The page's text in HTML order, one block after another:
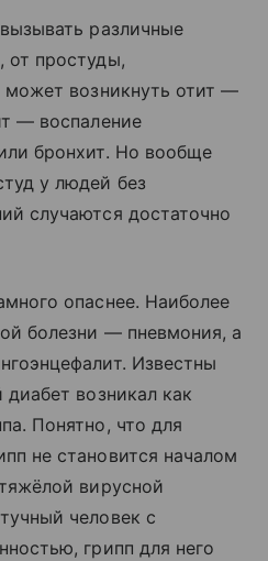
различные
от простуды,
может возникнуть отит —
— воспаление
бронхит. Но вообще
у людей без
случаются достаточно
опаснее. Наиболее
болезни — пневмония, а
Известны
диабет возникал как
Понятно, что для
не становится началом
вирусной
человек с
грипп для него